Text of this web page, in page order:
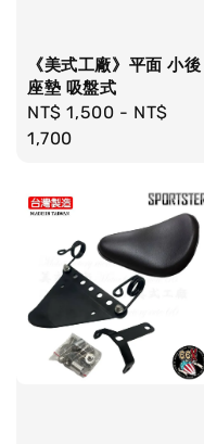
《美式工廠》平面 小後
座墊 吸盤式
Regular
price
NT$ 1,500 - NT$
1,700